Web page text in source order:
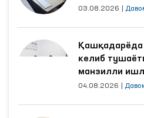
яхшиланди
03.08.2026
келиб
манзилли
04.08.2026